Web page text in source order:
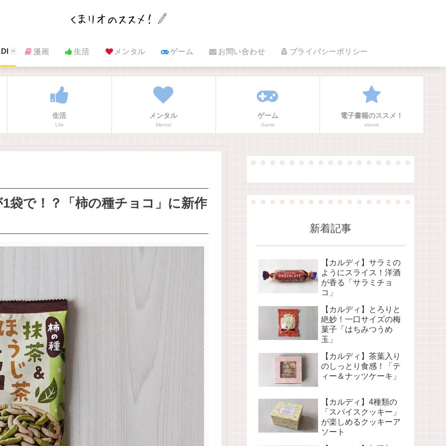
漫画 生活 メンタル ゲーム お問い合わせ プライバシーポリシー
生活
Life
メンタル
Mental
ゲーム
Game
電子書籍のススメ！
ebook
袋で！？「柿の種チョコ」に新作
新着記事
【カルディ】サラミの
ようにスライス！洋酒
が香る「サラミチョ
コ」
【カルディ】とろりと
絶妙！一口サイズの梅
菓子「はちみつうめ
玉」
【カルディ】茶葉入り
のしっとり食感！「テ
ィー＆ナッツケーキ」
【カルディ】4種類の
「スパイスクッキー」
が楽しめるクッキーア
ソート